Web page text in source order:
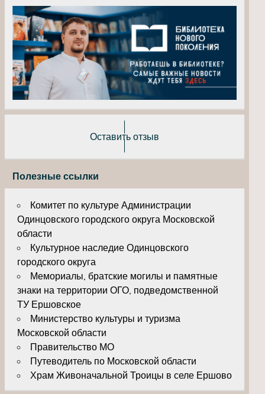
Оставить отзыв
Полезные ссылки
Комитет по культуре Администрации
Одинцовского городского округа Московской
области
Культурное наследие Одинцовского
городского округа
Мемориалы, братские могилы и памятные
знаки на территории ОГО, подведомственной
ТУ Ершовское
Министерство культуры и туризма
Московской области
Правительство МО
Путеводитель по Московской области
Храм Живоначальной Троицы в селе Ершово